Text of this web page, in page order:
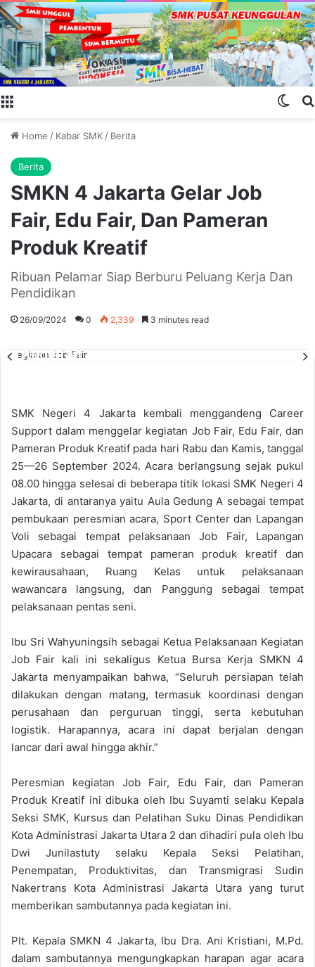
Home / Kabar SMK / Berita
Berita
SMKN 4 Jakarta Gelar Job
Fair, Edu Fair, Dan Pameran
Produk Kreatif
Ribuan Pelamar Siap Berburu Peluang Kerja Dan
Pendidikan
26/09/2024 0 2,339 3 minutes read
Kegiatan Job Fair
SMK Negeri 4 Jakarta kembali menggandeng Career
Support dalam menggelar kegiatan Job Fair, Edu Fair, dan
Pameran Produk Kreatif pada hari Rabu dan Kamis, tanggal
25—26 September 2024. Acara berlangsung sejak pukul
08.00 hingga selesai di beberapa titik lokasi SMK Negeri 4
Jakarta, di antaranya yaitu Aula Gedung A sebagai tempat
pembukaan peresmian acara, Sport Center dan Lapangan
Voli sebagai tempat pelaksanaan Job Fair, Lapangan
Upacara sebagai tempat pameran produk kreatif dan
kewirausahaan, Ruang Kelas untuk pelaksanaan
wawancara langsung, dan Panggung sebagai tempat
pelaksanaan pentas seni.
Ibu Sri Wahyuningsih sebagai Ketua Pelaksanaan Kegiatan
Job Fair kali ini sekaligus Ketua Bursa Kerja SMKN 4
Jakarta menyampaikan bahwa, “Seluruh persiapan telah
dilakukan dengan matang, termasuk koordinasi dengan
perusahaan dan perguruan tinggi, serta kebutuhan
logistik. Harapannya, acara ini dapat berjalan dengan
lancar dari awal hingga akhir.”
Peresmian kegiatan Job Fair, Edu Fair, dan Pameran
Produk Kreatif ini dibuka oleh Ibu Suyamti selaku Kepala
Seksi SMK, Kursus dan Pelatihan Suku Dinas Pendidikan
Kota Administrasi Jakarta Utara 2 dan dihadiri pula oleh Ibu
Dwi Junilastuty selaku Kepala Seksi Pelatihan,
Penempatan, Produktivitas, dan Transmigrasi Sudin
Nakertrans Kota Administrasi Jakarta Utara yang turut
memberikan sambutannya pada kegiatan ini.
Plt. Kepala SMKN 4 Jakarta, Ibu Dra. Ani Kristiani, M.Pd.
dalam sambutannya mengungkapkan harapan agar acara